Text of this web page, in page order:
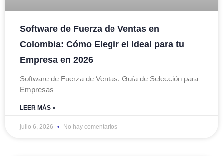
Software de Fuerza de Ventas en
Colombia: Cómo Elegir el Ideal para tu
Empresa en 2026
Software de Fuerza de Ventas: Guía de Selección para
Empresas
LEER MÁS »
julio 6, 2026 No hay comentarios